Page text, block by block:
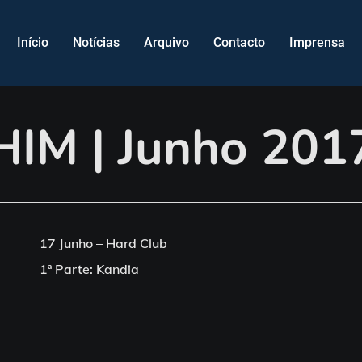
Início Notícias Arquivo Contacto Imprensa
| Junho
17 Junho – Hard Club
1ª Parte: Kandia